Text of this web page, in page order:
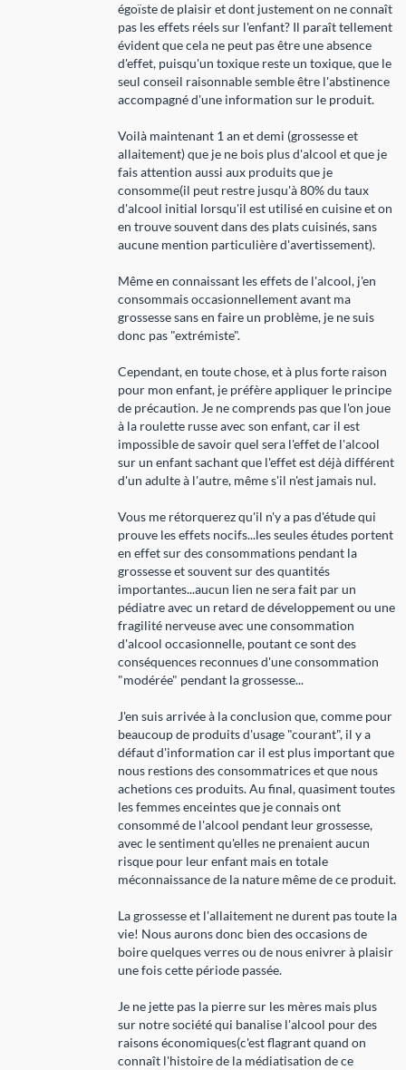
égoïste de plaisir et dont justement on ne connaît
pas les effets réels sur l'enfant? Il paraît tellement
évident que cela ne peut pas être une absence
d'effet, puisqu'un toxique reste un toxique, que le
seul conseil raisonnable semble être l'abstinence
accompagné d'une information sur le produit.
Voilà maintenant 1 an et demi (grossesse et
allaitement) que je ne bois plus d'alcool et que je
fais attention aussi aux produits que je
consomme(il peut restre jusqu'à 80% du taux
d'alcool initial lorsqu'il est utilisé en cuisine et on
en trouve souvent dans des plats cuisinés, sans
aucune mention particulière d'avertissement).
Même en connaissant les effets de l'alcool, j'en
consommais occasionnellement avant ma
grossesse sans en faire un problème, je ne suis
donc pas "extrémiste".
Cependant, en toute chose, et à plus forte raison
pour mon enfant, je préfère appliquer le principe
de précaution. Je ne comprends pas que l'on joue
à la roulette russe avec son enfant, car il est
impossible de savoir quel sera l'effet de l'alcool
sur un enfant sachant que l'effet est déjà différent
d'un adulte à l'autre, même s'il n'est jamais nul.
Vous me rétorquerez qu'il n'y a pas d'étude qui
prouve les effets nocifs...les seules études portent
en effet sur des consommations pendant la
grossesse et souvent sur des quantités
importantes...aucun lien ne sera fait par un
pédiatre avec un retard de développement ou une
fragilité nerveuse avec une consommation
d'alcool occasionnelle, poutant ce sont des
conséquences reconnues d'une consommation
"modérée" pendant la grossesse...
J'en suis arrivée à la conclusion que, comme pour
beaucoup de produits d'usage "courant", il y a
défaut d'information car il est plus important que
nous restions des consommatrices et que nous
achetions ces produits. Au final, quasiment toutes
les femmes enceintes que je connais ont
consommé de l'alcool pendant leur grossesse,
avec le sentiment qu'elles ne prenaient aucun
risque pour leur enfant mais en totale
méconnaissance de la nature même de ce produit.
La grossesse et l'allaitement ne durent pas toute la
vie! Nous aurons donc bien des occasions de
boire quelques verres ou de nous enivrer à plaisir
une fois cette période passée.
Je ne jette pas la pierre sur les mères mais plus
sur notre société qui banalise l'alcool pour des
raisons économiques(c'est flagrant quand on
connaît l'histoire de la médiatisation de ce